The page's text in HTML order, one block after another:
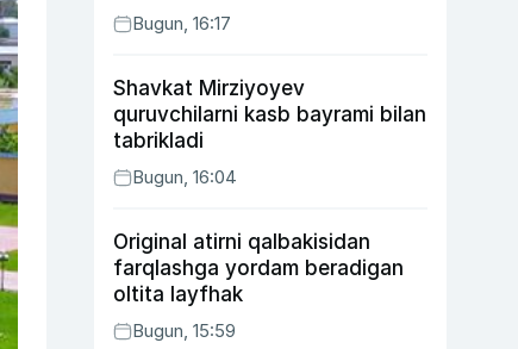
Bugun, 16:17
Shavkat Mirziyoyev
quruvchilarni kasb bayrami bilan
tabrikladi
Bugun, 16:04
Original atirni qalbakisidan
farqlashga yordam beradigan
oltita layfhak
Bugun, 15:59